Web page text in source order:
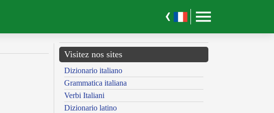
Visitez nos sites
Dizionario italiano
Grammatica italiana
Verbi Italiani
Dizionario latino